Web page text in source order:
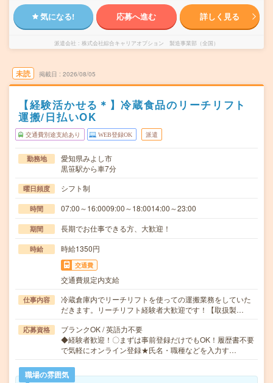
気になる! 応募へ進む 詳しく見る
派遣会社 株式会社綜合キャリアオプション 製造事業部（全国）
未読 掲載日 2026/08/05
【経験活かせる＊】冷蔵食品のリーチリフト
運搬/日払いOK
交通費別途支給あり WEB登録OK 派遣
勤務地
愛知県みよし市
黒笹駅から車7分
曜日頻度 シフト制
時間 07:00～16:0009:00～18:0014:00～23:00
期間 長期でお仕事できる方、大歓迎！
時給 時給1350円
交通費
交通費規定内支給
仕事内容
冷蔵倉庫内でリーチリフトを使っての運搬業務をしていた
だきます。リーチリフト経験者大歓迎です！【取扱製…
応募資格
ブランクOK / 英語力不要
◆経験者歓迎！〇まずは事前登録だけでもOK！履歴書不要
で気軽にオンライン登録★氏名・職種などを入力す…
職場の雰囲気